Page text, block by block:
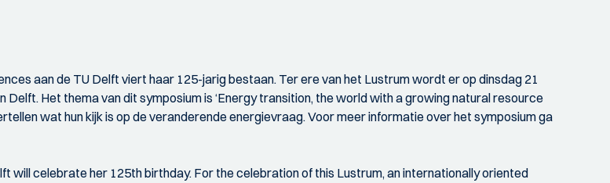
aan de TU Delft viert haar 125-jarig bestaan. Ter ere van het Lustrum wordt er op dinsdag 21
Het thema van dit symposium is ‘Energy transition, the world with a growing natural resource
wat hun kijk is op de veranderende energievraag. Voor meer informatie over het symposium ga
will celebrate her 125th birthday. For the celebration of this Lustrum, an internationally oriented